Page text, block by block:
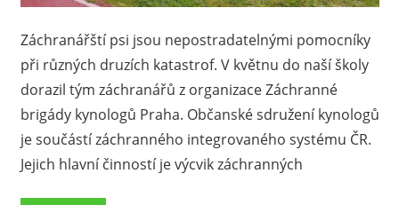
Záchranářští psi jsou nepostradatelnými pomocníky
při různých druzích katastrof. V květnu do naší školy
dorazil tým záchranářů z organizace Záchranné
brigády kynologů Praha. Občanské sdružení kynologů
je součástí záchranného integrovaného systému ČR.
Jejich hlavní činností je výcvik záchranných